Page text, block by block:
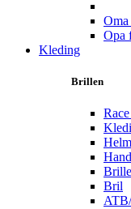
Oma
Opa
Kleding
Brillen
Bril